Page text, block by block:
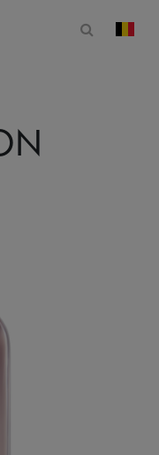
Ouvrir